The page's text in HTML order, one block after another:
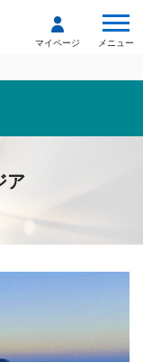
マイページ メニュー
ア